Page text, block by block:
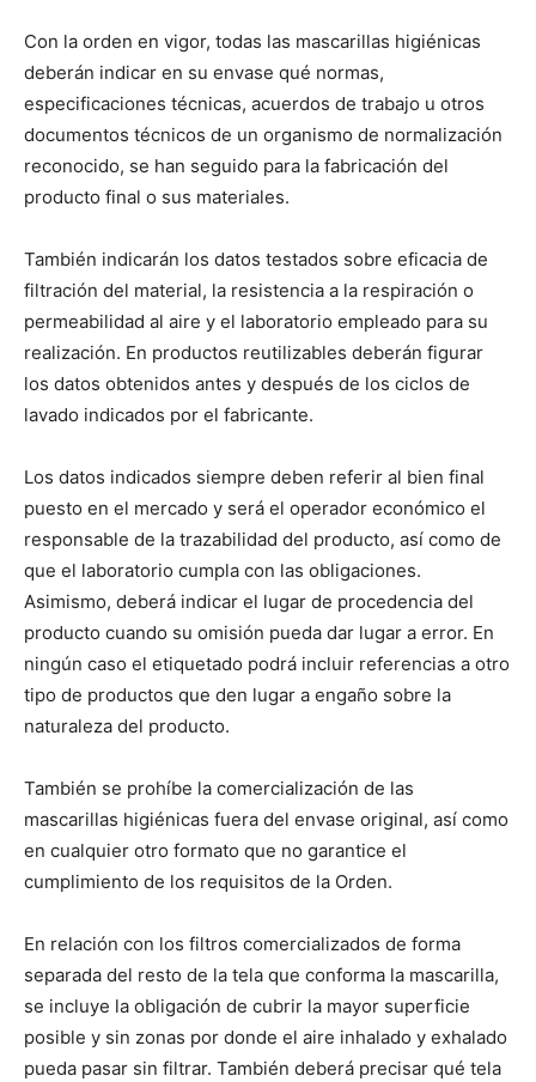
Con la orden en vigor, todas las mascarillas higiénicas
deberán indicar en su envase qué normas,
especificaciones técnicas, acuerdos de trabajo u otros
documentos técnicos de un organismo de normalización
reconocido, se han seguido para la fabricación del
producto final o sus materiales.
También indicarán los datos testados sobre eficacia de
filtración del material, la resistencia a la respiración o
permeabilidad al aire y el laboratorio empleado para su
realización. En productos reutilizables deberán figurar
los datos obtenidos antes y después de los ciclos de
lavado indicados por el fabricante.
Los datos indicados siempre deben referir al bien final
puesto en el mercado y será el operador económico el
responsable de la trazabilidad del producto, así como de
que el laboratorio cumpla con las obligaciones.
Asimismo, deberá indicar el lugar de procedencia del
producto cuando su omisión pueda dar lugar a error. En
ningún caso el etiquetado podrá incluir referencias a otro
tipo de productos que den lugar a engaño sobre la
naturaleza del producto.
También se prohíbe la comercialización de las
mascarillas higiénicas fuera del envase original, así como
en cualquier otro formato que no garantice el
cumplimiento de los requisitos de la Orden.
En relación con los filtros comercializados de forma
separada del resto de la tela que conforma la mascarilla,
se incluye la obligación de cubrir la mayor superficie
posible y sin zonas por donde el aire inhalado y exhalado
pueda pasar sin filtrar. También deberá precisar qué tela